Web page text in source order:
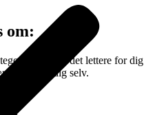
om:
der gør det lettere for dig
til dig selv.